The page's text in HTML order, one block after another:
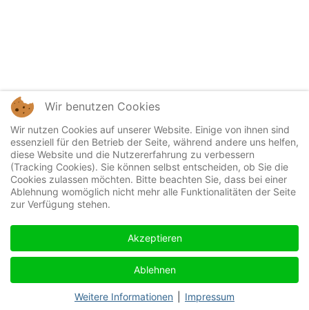
Wir benutzen Cookies
Wir nutzen Cookies auf unserer Website. Einige von ihnen sind
essenziell für den Betrieb der Seite, während andere uns helfen,
diese Website und die Nutzererfahrung zu verbessern
(Tracking Cookies). Sie können selbst entscheiden, ob Sie die
Cookies zulassen möchten. Bitte beachten Sie, dass bei einer
Ablehnung womöglich nicht mehr alle Funktionalitäten der Seite
zur Verfügung stehen.
Akzeptieren
Ablehnen
Weitere Informationen Impressum